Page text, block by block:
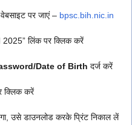
पर जाएं – bpsc.bih.nic.in
लिंक पर क्लिक करें
Date of Birth दर्ज करें
क्लिक करें
उसे डाउनलोड करके प्रिंट निकाल लें